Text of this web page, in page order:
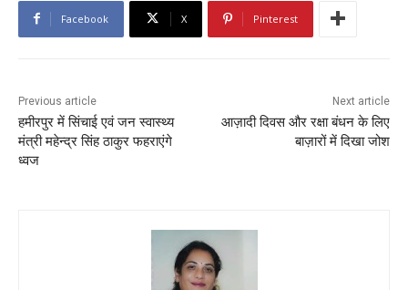
Facebook X Pinterest
Previous article
हमीरपुर में सिंचाई एवं जन स्वास्थ्य
मंत्री महेन्द्र सिंह ठाकुर फहराएंगे
ध्वज
Next article
आज़ादी दिवस और रक्षा बंधन के लिए
बाज़ारों में दिखा जोश